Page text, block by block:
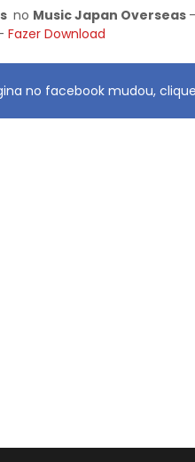
no Music Japan Overseas -
Fazer Download
no facebook mudou,